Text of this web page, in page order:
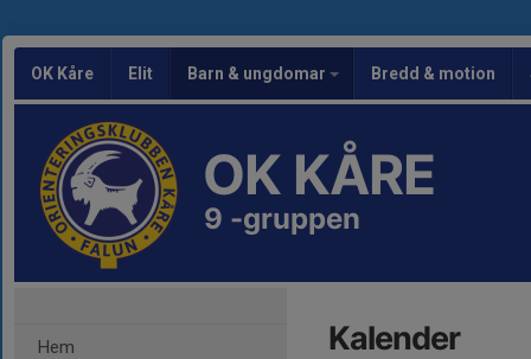
OK Kåre Elit Barn & ungdomar Bredd & motion
OK KÅRE
9 -gruppen
Hem Kalender